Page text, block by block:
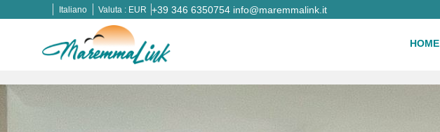
Italiano Valuta : EUR +39 346 6350754 info@maremmalink.it
HOME